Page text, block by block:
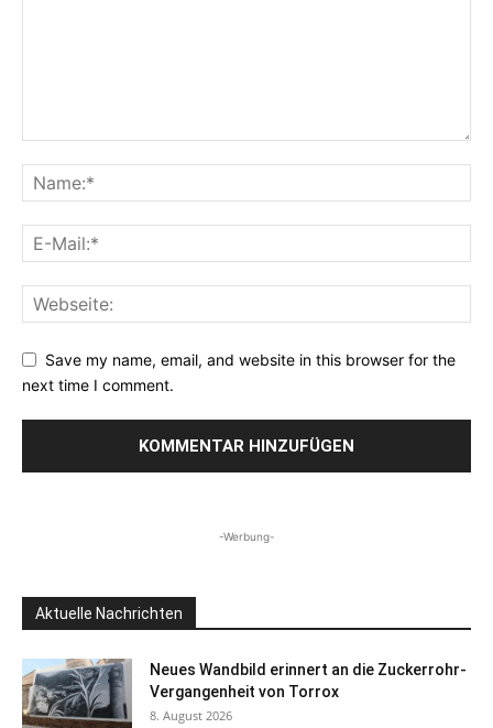
Save my name, email, and website in this browser for the
next time I comment.
-Werbung-
Aktuelle Nachrichten
Neues Wandbild erinnert an die Zuckerrohr-
Vergangenheit von Torrox
8. August 2026